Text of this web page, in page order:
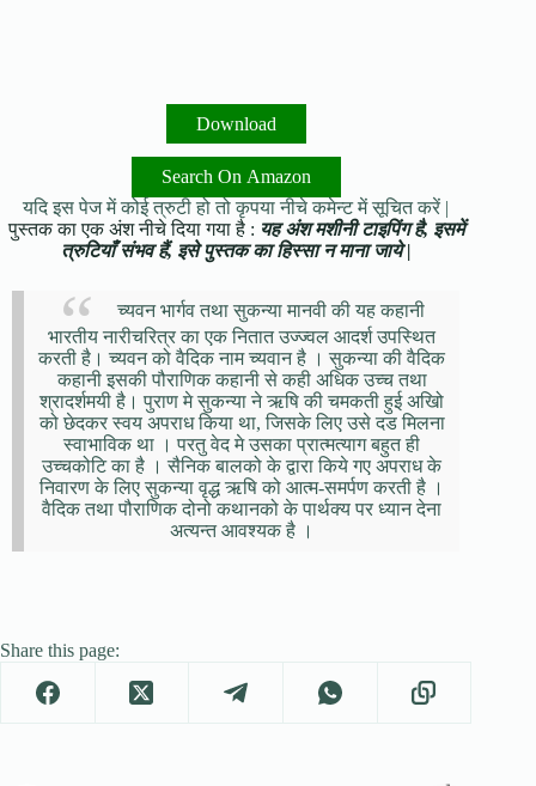
Download
Search On Amazon
यदि इस पेज में कोई त्रुटी हो तो कृपया नीचे कमेन्ट में सूचित करें |
पुस्तक का एक अंश नीचे दिया गया है : यह अंश मशीनी टाइपिंग है, इसमें
त्रुटियाँ संभव हैं, इसे पुस्तक का हिस्सा न माना जाये |
च्यवन भार्गव तथा सुकन्या मानवी की यह कहानी
भारतीय नारीचरित्र का एक नितात उज्ज्वल आदर्श उपस्थित
करती है। च्यवन को वैदिक नाम च्यवान है । सुकन्या की वैदिक
कहानी इसकी पौराणिक कहानी से कही अधिक उच्च तथा
श्रादर्शमयी है। पुराण मे सुकन्या ने ऋषि की चमकती हुई अखिो
को छेदकर स्वय अपराध किया था, जिसके लिए उसे दड मिलना
स्वाभाविक था । परतु वेद मे उसका प्रात्मत्याग बहुत ही
उच्चकोटि का है । सैनिक बालको के द्वारा किये गए अपराध के
निवारण के लिए सुकन्या वृद्ध ऋषि को आत्म-समर्पण करती है ।
वैदिक तथा पौराणिक दोनो कथानको के पार्थक्य पर ध्यान देना
अत्यन्त आवश्यक है ।
Share this page: